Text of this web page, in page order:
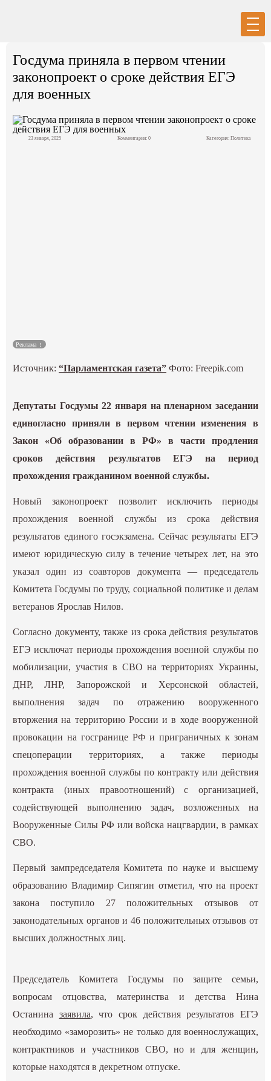
Политика
Госдума приняла в первом чтении
законопроект о сроке действия ЕГЭ
для военных
23 января, 2025 Комментарии: 0 Категория: Политика
Реклама
Источник:“Парламентская газета” Фото: Freepik.com
Депутаты Госдумы 22 января на пленарном заседании
единогласно приняли в первом чтении изменения в
Закон «Об образовании в РФ» в части продления
сроков действия результатов ЕГЭ на период
прохождения гражданином военной службы.
Новый законопроект позволит исключить периоды
прохождения военной службы из срока действия
результатов единого госэкзамена. Сейчас результаты ЕГЭ
имеют юридическую силу в течение четырех лет, на это
указал один из соавторов документа — председатель
Комитета Госдумы по труду, социальной политике и делам
ветеранов Ярослав Нилов.
Согласно документу, также из срока действия результатов
ЕГЭ исключат периоды прохождения военной службы по
мобилизации, участия в СВО на территориях Украины,
ДНР, ЛНР, Запорожской и Херсонской областей,
выполнения задач по отражению вооруженного
вторжения на территорию России и в ходе вооруженной
провокации на госгранице РФ и приграничных к зонам
спецоперации территориях, а также периоды
прохождения военной службы по контракту или действия
контракта (иных правоотношений) с организацией,
содействующей выполнению задач, возложенных на
Вооруженные Силы РФ или войска нацгвардии, в рамках
СВО.
Первый зампредседателя Комитета по науке и высшему
образованию Владимир Сипягин отметил, что на проект
закона поступило 27 положительных отзывов от
законодательных органов и 46 положительных отзывов от
высших должностных лиц.
Председатель Комитета Госдумы по защите семьи,
вопросам отцовства, материнства и детства Нина
Останина заявила, что срок действия результатов ЕГЭ
необходимо «заморозить» не только для военнослужащих,
контрактников и участников СВО, но и для женщин,
которые находятся в декретном отпуске.